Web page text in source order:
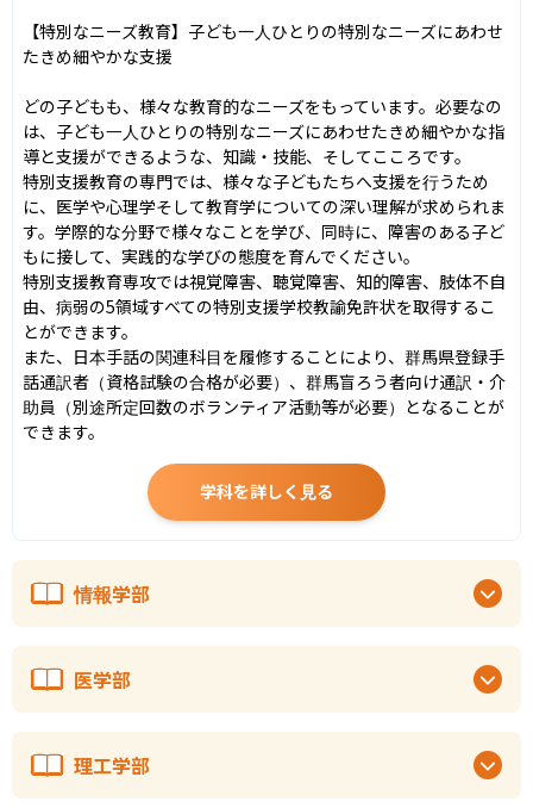
【特別なニーズ教育】子ども一人ひとりの特別なニーズにあわせ
たきめ細やかな支援
どの子どもも、様々な教育的なニーズをもっています。必要なの
は、子ども一人ひとりの特別なニーズにあわせたきめ細やかな指
導と支援ができるような、知識・技能、そしてこころです。
特別支援教育の専門では、様々な子どもたちへ支援を行うため
に、医学や心理学そして教育学についての深い理解が求められま
す。学際的な分野で様々なことを学び、同時に、障害のある子ど
もに接して、実践的な学びの態度を育んでください。
特別支援教育専攻では視覚障害、聴覚障害、知的障害、肢体不自
由、病弱の5領域すべての特別支援学校教諭免許状を取得するこ
とができます。
また、日本手話の関連科目を履修することにより、群馬県登録手
話通訳者（資格試験の合格が必要）、群馬盲ろう者向け通訳・介
助員（別途所定回数のボランティア活動等が必要）となることが
できます。
学科を詳しく見る
情報学部
医学部
理工学部